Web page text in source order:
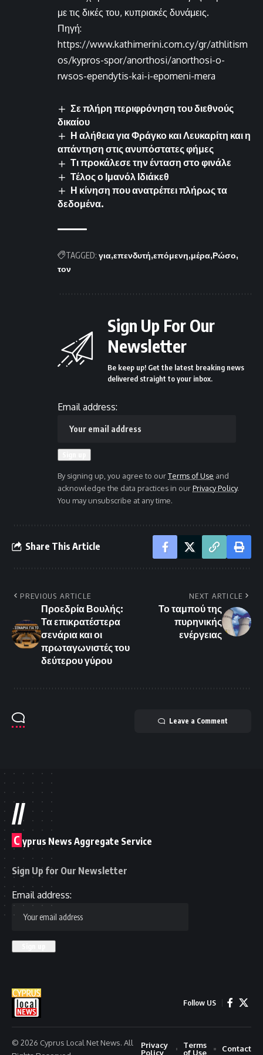
με τις δικές του, κυπριακές δυνάμεις.
Πηγή:
https://www.kathimerini.com.cy/gr/athlitism
os/kypros-spor/anorthosi/anorthosi-o-
rwsos-ependytis-kai-i-epomeni-mera
Σε πλήρη περιφρόνηση του διεθνούς
δικαίου
Η αλήθεια για Φράγκο και Λευκαρίτη και η
απάντηση στις ανυπόστατες φήμες
Τι προκάλεσε την ένταση στο φινάλε
Τέλος ο Ιμανόλ Ιδιάκεθ
Η κίνηση που ανατρέπει πλήρως τα
δεδομένα.
TAGGED: για επενδυτή επόμενη μέρα Ρώσο
τον
Sign Up For Our
Newsletter
Be keep up! Get the latest breaking news
delivered straight to your inbox.
Email address:
By signing up, you agree to ourTerms of Use and
acknowledge the data practices in ourPrivacy Policy.
You may unsubscribe at any time.
Share This Article
PREVIOUS ARTICLE
Προεδρία Βουλής:
Τα επικρατέστερα
σενάρια και οι
πρωταγωνιστές του
δεύτερου γύρου
NEXT ARTICLE
Το ταμπού της
πυρηνικής
ενέργειας
Leave a Comment
//
C yprus News Aggregate Service
Sign Up for Our Newsletter
Email address:
Follow US
© 2026 Cyprus Local Net News. All
Privacy
Policy
Terms
of Use
Contact